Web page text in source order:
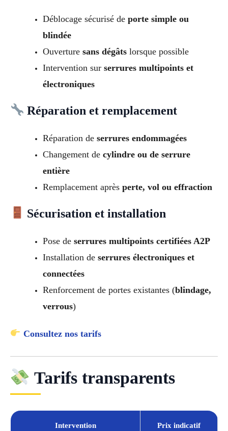
Déblocage sécurisé de porte simple ou
blindée
Ouverture sans dégâtslorsque possible
Intervention sur serrures multipoints et
électroniques
Réparation et remplacement
Réparation de serrures endommagées
Changement de cylindre ou de serrure
entière
Remplacement après perte, vol ou effraction
Sécurisation et installation
Pose de serrures multipoints certifiées A2P
Installation de serrures électroniques et
connectées
Renforcement de portes existantes (blindage,
verrous)
Consultez nos tarifs
Tarifs transparents
Intervention Prix indicatif